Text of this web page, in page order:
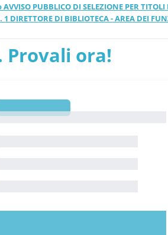
PUBBLICO DI SELEZIONE PER TITOLI
DIRETTORE DI BIBLIOTECA - AREA DEI
Provali ora!